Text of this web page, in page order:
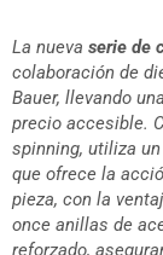
La nuevaserie de
colaboración de
Bauer, llevando
precio accesible.
spinning, utiliza
que ofrece la
pieza, con la